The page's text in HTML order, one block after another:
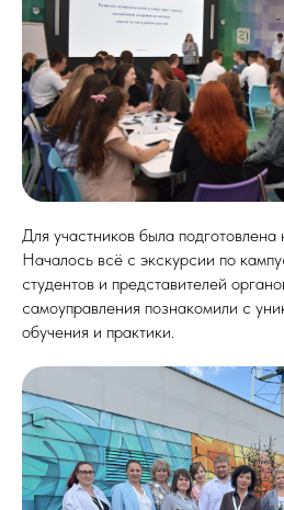
Для участников была
Началось всё с экскурсии по
студентов и представителей
самоуправления познакомили с
обучения и практики.